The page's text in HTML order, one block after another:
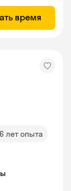
время
лет опыта